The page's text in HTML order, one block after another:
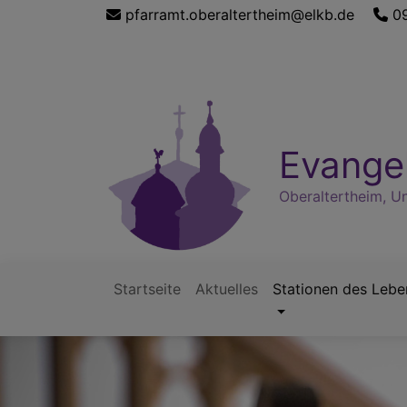
pfarramt.oberaltertheim@elkb.de
Oberaltertheim,
Hauptnavigation
Startseite Aktuelles Stationen des